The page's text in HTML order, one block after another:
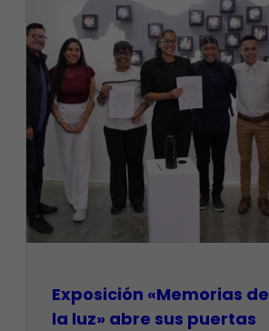
Exposición «Memorias de
la luz» abre sus puertas